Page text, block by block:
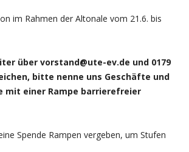
im Rahmen der Altonale vom 21.6. bis
über vorstand@ute-ev.de und 0179
bitte nenne uns Geschäfte und
mit einer Rampe barrierefreier
Spende Rampen vergeben, um Stufen